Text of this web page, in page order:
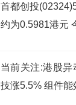
首都创投
约为0.5981港元
当前关注:港股
技涨5.5% 组件能